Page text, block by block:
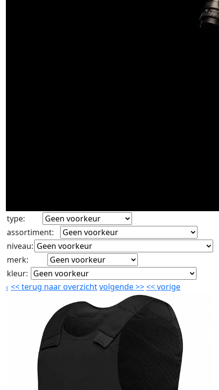
type:
assortiment:
niveau:
merk:
kleur:
<<terug naar overzichtvolgende>><<vorige